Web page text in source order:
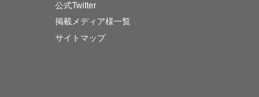
公式Twitter
掲載メディア様一覧
サイトマップ